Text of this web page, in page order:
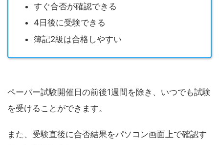
すぐ合否が確認できる
4日後に受験できる
簿記2級は合格しやすい
ペーパー試験開催日の前後1週間を除き、いつでも試験
を受けることができます。
また、受験直後に合否結果をパソコン画面上で確認す